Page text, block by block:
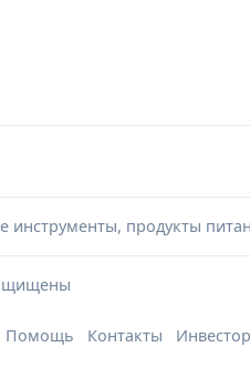
продукты
Помощь Контакты